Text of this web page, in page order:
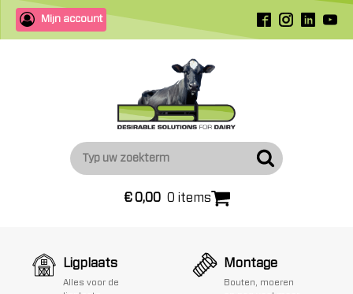
Mijn account
€0,00 0 items
Ligplaats
Alles voor de
Montage
Bouten, moeren